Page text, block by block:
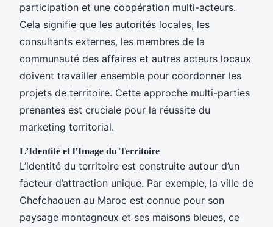
participation et une coopération multi-acteurs.
Cela signifie que les autorités locales, les
consultants externes, les membres de la
communauté des affaires et autres acteurs locaux
doivent travailler ensemble pour coordonner les
projets de territoire. Cette approche multi-parties
prenantes est cruciale pour la réussite du
marketing territorial.
L’Identité et l’Image du Territoire
L’identité du territoire est construite autour d’un
facteur d’attraction unique. Par exemple, la ville de
Chefchaouen au Maroc est connue pour son
paysage montagneux et ses maisons bleues, ce